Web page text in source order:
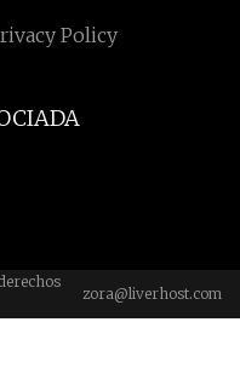
Policy
zora@liverhost.com